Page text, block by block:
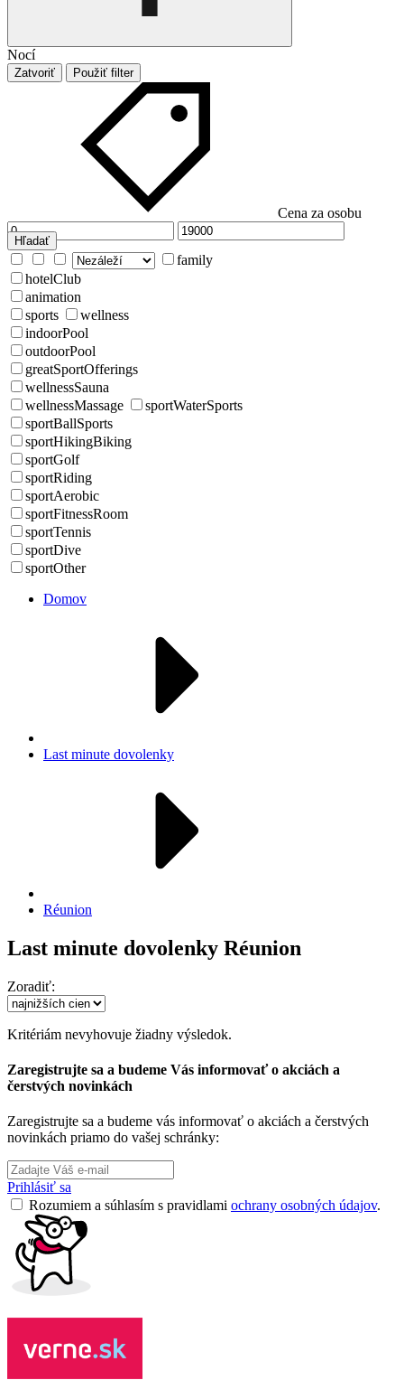
Nocí
Zatvoriť Použiť filter
Cena za osobu
Hľadať
family
hotelClub
animation
sports
wellness
indoorPool
outdoorPool
greatSportOfferings
wellnessSauna
wellnessMassage
sportWaterSports
sportBallSports
sportHikingBiking
sportGolf
sportRiding
sportAerobic
sportFitnessRoom
sportTennis
sportDive
sportOther
Domov
Last minute dovolenky
Réunion
Last minute dovolenky Réunion
Zoradiť:
Kritériám nevyhovuje žiadny výsledok.
Zaregistrujte sa a budeme Vás informovať o akciách a
čerstvých novinkách
Zaregistrujte sa a budeme vás informovať o akciách a čerstvých
novinkách priamo do vašej schránky:
Prihlásiť sa
Rozumiem a súhlasím s pravidlami ochrany osobných údajov.